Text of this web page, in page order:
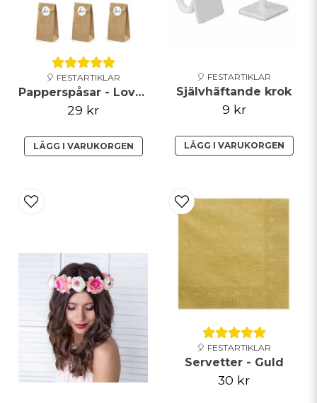
🎈 FESTARTIKLAR
Papperspåsar - Love - Brun
29 kr
LÄGG I VARUKORGEN
🎈 FESTARTIKLAR
Självhäftande krok
9 kr
LÄGG I VARUKORGEN
🎈 FESTARTIKLAR
Servetter - Guld
30 kr
Ja, ni får publicera min fråga
Skicka fråga